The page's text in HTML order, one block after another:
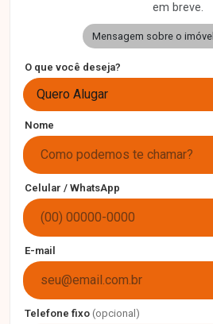
em breve.
Mensagem sobre o imóvel
O que você deseja?
Quero Alugar
Nome
Celular / WhatsApp
E-mail
Telefone fixo (opcional)